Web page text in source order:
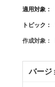
適用対象：
トピック：
作成対象：